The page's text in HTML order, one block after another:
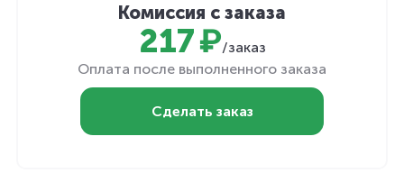
Комиссия с заказа
217 ₽/заказ
Оплата после выполненного заказа
Сделать заказ